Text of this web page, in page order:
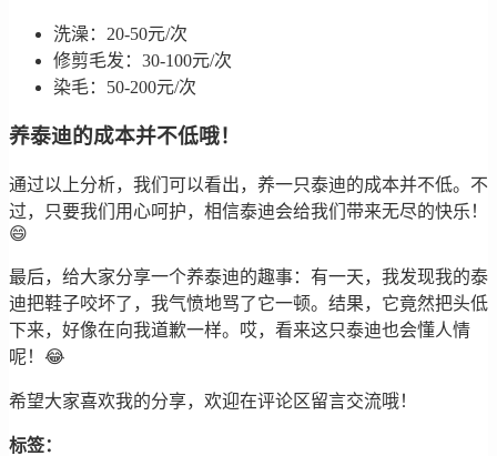
洗澡：20-50元/次
修剪毛发：30-100元/次
染毛：50-200元/次
养泰迪的成本并不低哦！
通过以上分析，我们可以看出，养一只泰迪的成本并不低。不
过，只要我们用心呵护，相信泰迪会给我们带来无尽的快乐！
😄
最后，给大家分享一个养泰迪的趣事：有一天，我发现我的泰
迪把鞋子咬坏了，我气愤地骂了它一顿。结果，它竟然把头低
下来，好像在向我道歉一样。哎，看来这只泰迪也会懂人情
呢！😂
希望大家喜欢我的分享，欢迎在评论区留言交流哦！
标签：